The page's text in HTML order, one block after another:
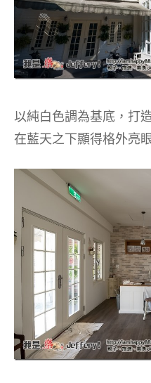
以純白色調為基底，打
在藍天之下顯得格外亮